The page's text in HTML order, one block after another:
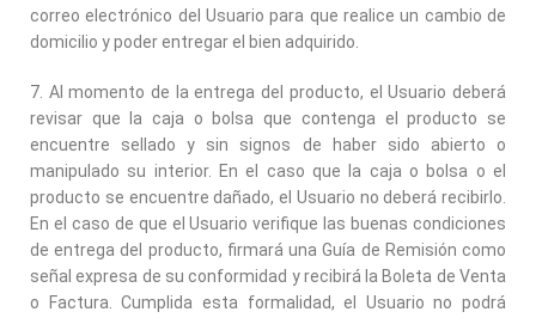
correo electrónico del Usuario para que realice un cambio de
domicilio y poder entregar el bien adquirido.
7. Al momento de la entrega del producto, el Usuario deberá
revisar que la caja o bolsa que contenga el producto se
encuentre sellado y sin signos de haber sido abierto o
manipulado su interior. En el caso que la caja o bolsa o el
producto se encuentre dañado, el Usuario no deberá recibirlo.
En el caso de que el Usuario verifique las buenas condiciones
de entrega del producto, firmará una Guía de Remisión como
señal expresa de su conformidad y recibirá la Boleta de Venta
o Factura. Cumplida esta formalidad, el Usuario no podrá